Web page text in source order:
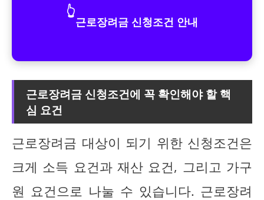
👆
근로장려금 신청조건 안내
근로장려금 신청조건에 꼭 확인해야 할 핵
심 요건
근로장려금 대상이 되기 위한 신청조건은
크게 소득 요건과 재산 요건, 그리고 가구
원 요건으로 나눌 수 있습니다. 근로장려